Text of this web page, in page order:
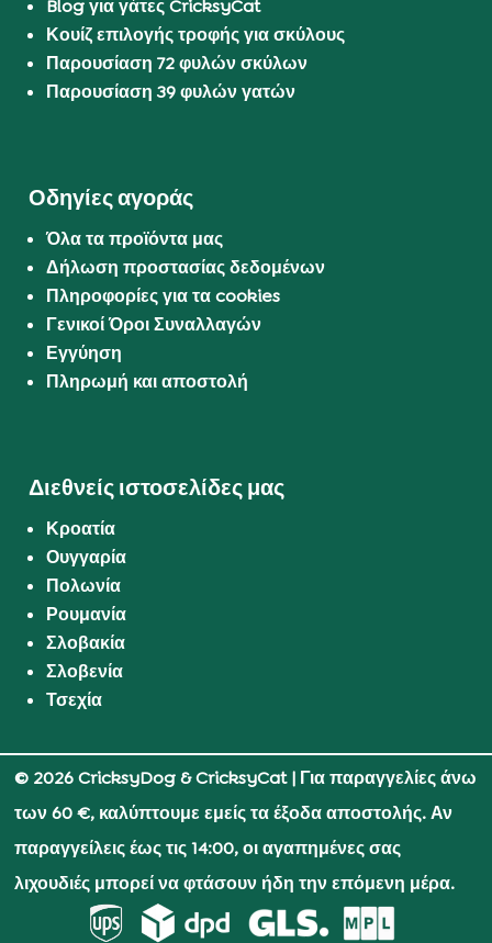
Blog για γάτες CricksyCat
Κουίζ επιλογής τροφής για σκύλους
Παρουσίαση 72 φυλών σκύλων
Παρουσίαση 39 φυλών γατών
Οδηγίες αγοράς
Όλα τα προϊόντα μας
Δήλωση προστασίας δεδομένων
Πληροφορίες για τα cookies
Γενικοί Όροι Συναλλαγών
Εγγύηση
Πληρωμή και αποστολή
Διεθνείς ιστοσελίδες μας
Κροατία
Ουγγαρία
Πολωνία
Ρουμανία
Σλοβακία
Σλοβενία
Τσεχία
© 2026 CricksyDog & CricksyCat| Για παραγγελίες άνω
των 60 €, καλύπτουμε εμείς τα έξοδα αποστολής. Αν
παραγγείλεις έως τις 14:00, οι αγαπημένες σας
λιχουδιές μπορεί να φτάσουν ήδη την επόμενη μέρα.